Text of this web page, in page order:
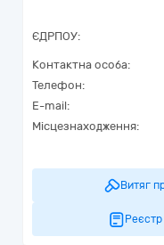
ЄДРПОУ:
Контактна особа:
Телефон:
E-mail:
Місцезнаходження:
Витяг